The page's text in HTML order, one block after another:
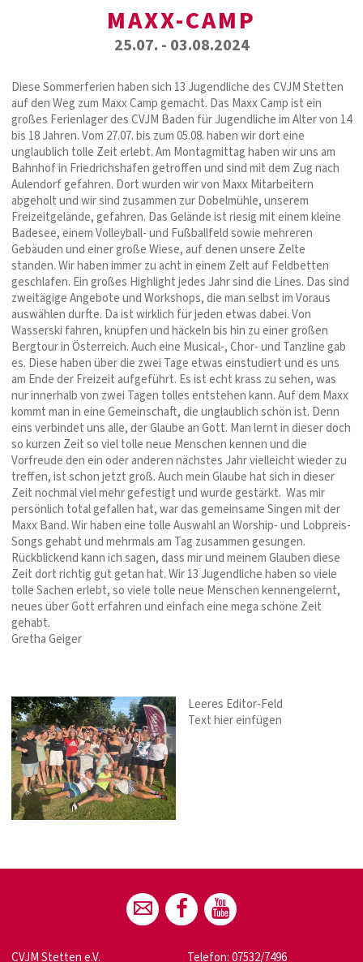
MAXX-CAMP
25.07. - 03.08.2024
Diese Sommerferien haben sich 13 Jugendliche des CVJM Stetten
auf den Weg zum Maxx Camp gemacht. Das Maxx Camp ist ein
großes Ferienlager des CVJM Baden für Jugendliche im Alter von 14
bis 18 Jahren. Vom 27.07. bis zum 05.08. haben wir dort eine
unglaublich tolle Zeit erlebt. Am Montagmittag haben wir uns am
Bahnhof in Friedrichshafen getroffen und sind mit dem Zug nach
Aulendorf gefahren. Dort wurden wir von Maxx Mitarbeitern
abgeholt und wir sind zusammen zur Dobelmühle, unserem
Freizeitgelände, gefahren. Das Gelände ist riesig mit einem kleine
Badesee, einem Volleyball- und Fußballfeld sowie mehreren
Gebäuden und einer große Wiese, auf denen unsere Zelte
standen. Wir haben immer zu acht in einem Zelt auf Feldbetten
geschlafen. Ein großes Highlight jedes Jahr sind die Lines. Das sind
zweitägige Angebote und Workshops, die man selbst im Voraus
auswählen durfte. Da ist wirklich für jeden etwas dabei. Von
Wasserski fahren, knüpfen und häckeln bis hin zu einer großen
Bergtour in Österreich. Auch eine Musical-, Chor- und Tanzline gab
es. Diese haben über die zwei Tage etwas einstudiert und es uns
am Ende der Freizeit aufgeführt. Es ist echt krass zu sehen, was
nur innerhalb von zwei Tagen tolles entstehen kann. Auf dem Maxx
kommt man in eine Gemeinschaft, die unglaublich schön ist. Denn
eins verbindet uns alle, der Glaube an Gott. Man lernt in dieser doch
so kurzen Zeit so viel tolle neue Menschen kennen und die
Vorfreude den ein oder anderen nächstes Jahr vielleicht wieder zu
treffen, ist schon jetzt groß. Auch mein Glaube hat sich in dieser
Zeit nochmal viel mehr gefestigt und wurde gestärkt. Was mir
persönlich total gefallen hat, war das gemeinsame Singen mit der
Maxx Band. Wir haben eine tolle Auswahl an Worship- und Lobpreis-
Songs gehabt und mehrmals am Tag zusammen gesungen.
Rückblickend kann ich sagen, dass mir und meinem Glauben diese
Zeit dort richtig gut getan hat. Wir 13 Jugendliche haben so viele
tolle Sachen erlebt, so viele tolle neue Menschen kennengelernt,
neues über Gott erfahren und einfach eine mega schöne Zeit
gehabt.
Gretha Geiger
Leeres Editor-Feld
Text hier einfügen
CVJM Stetten e.V. Telefon: 07532/7496